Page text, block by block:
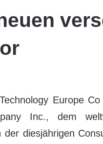
Europe
Inc., dem
diesjährigen